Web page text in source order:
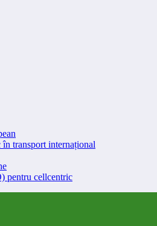
transport internațional
pentru cellcentric